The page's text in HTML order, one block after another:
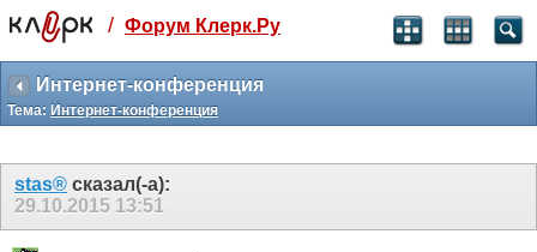
Святые угодники, Клерк без рекламы
прекрасен:)
месяц
3 месяца
259 ₽
-10%
/ Форум Клерк.Ру
Интернет-конференция
Тема: Интернет-конференция
stas® сказал(-а):
29.10.2015 13:51